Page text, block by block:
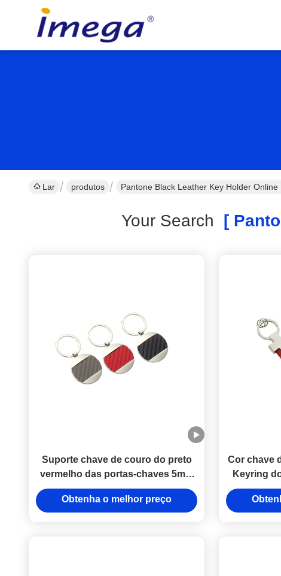
Lar produtos Pantone Black Leather Key Holder
Your Search [
Suporte chave de couro do preto
vermelho das portas-chaves 5mm
Pantone do couro da fibra do
carbono
Obtenha o melhor preço
Cor chave
Keyring
suporte